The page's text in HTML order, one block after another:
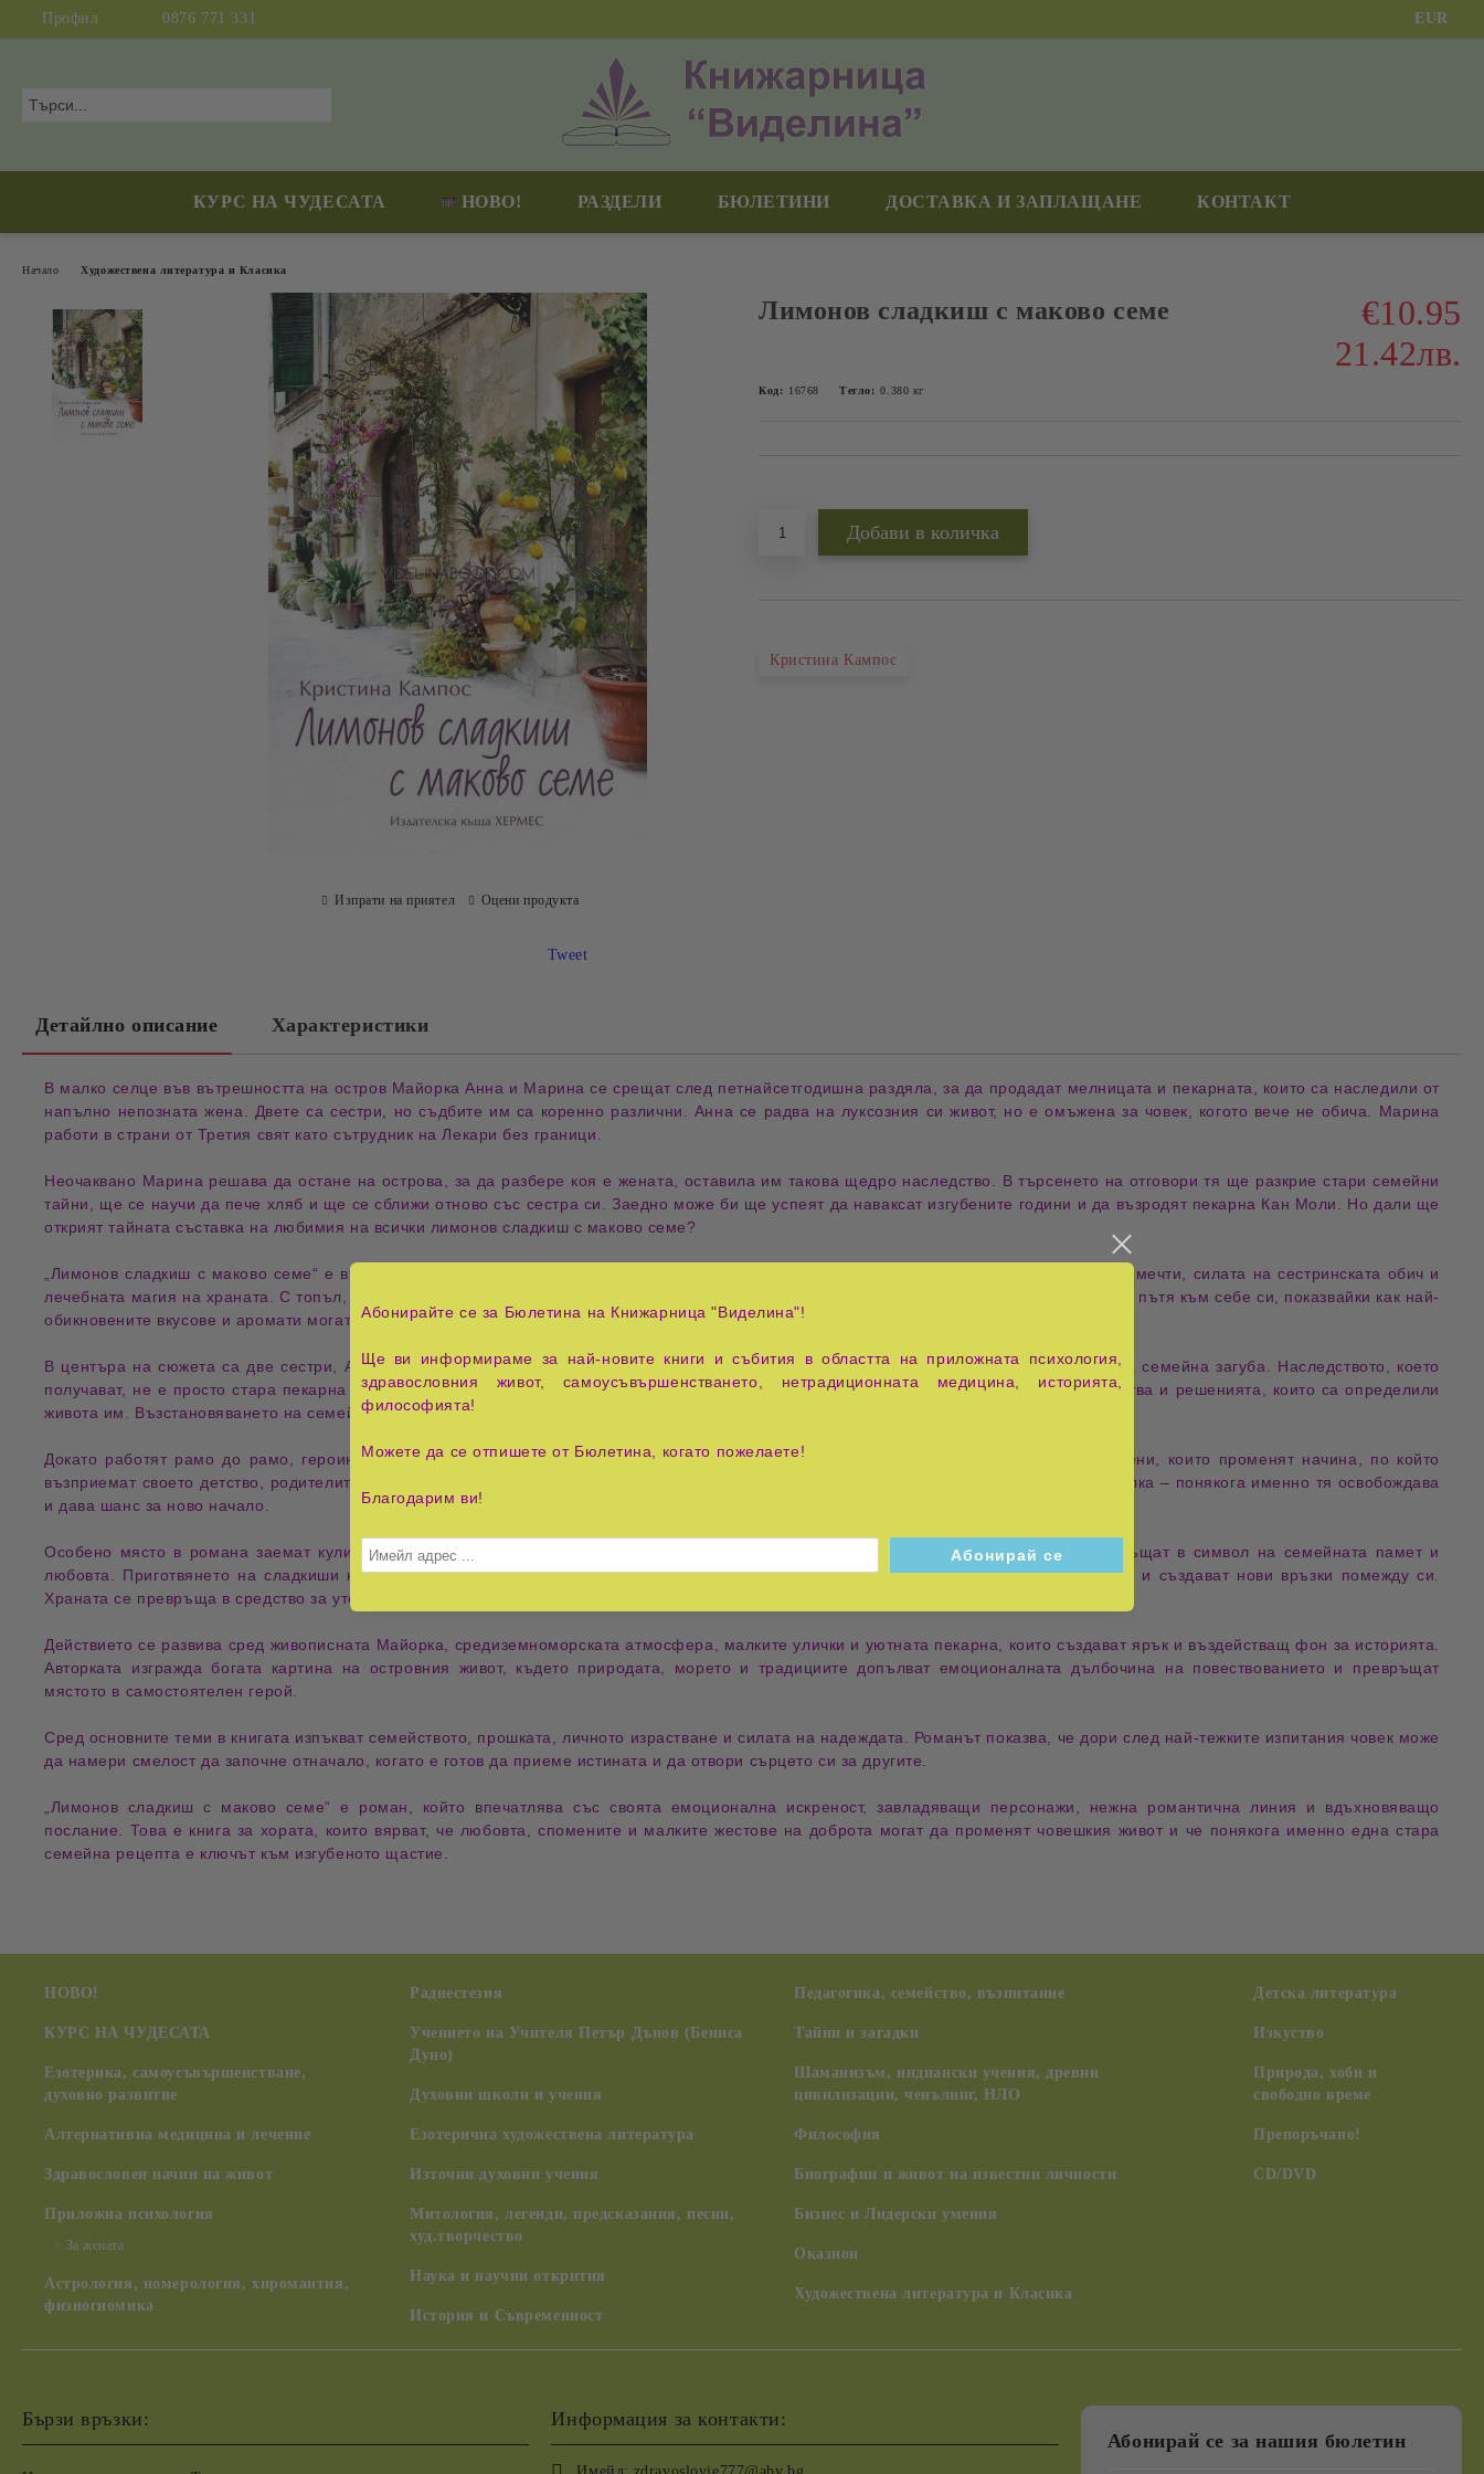
Профил 0876 771 331 EUR
КУРС НА ЧУДЕСАТА НОВО! РАЗДЕЛИ БЮЛЕТИНИ ДОСТАВКА И ЗАПЛАЩАНЕ КОНТАКТ
Начало Художествена литература и Класика
Лимонов сладкиш с маково семе
€10.95
21.42лв.
Код: 16768 Тегло: 0.380 кг
Кристина Кампос
Изпрати на приятел Оцени продукта
Tweet
Детайлно описание Характеристики
В малко селце във вътрешността на остров Майорка Анна и Марина се срещат след петнайсетгодишна раздяла , за да продадат мелницата и пекарната
, които са наследили от
напълно непозната жена. Двете са сестри , но съдбите им са коренно различни . Анна се радва на луксозния си живот, но е омъжена за човек, когото вече не обича . Марина
работи в страни от Третия свят като сътрудник на Лекари без граници
Неочаквано Марина решава да остане на острова , за да разбере коя е жената, оставила им такова щедро наследство
тайни
, ще се научи да пече хляб и ще се сближи отново със сестра си. Заедно може би ще успеят да наваксат изгубените години и да възродят пекарна Кан Моли
. Но дали ще
открият тайната съставка на любимия на всички лимонов сладкиш с маково семе?
„Лимонов сладкиш с маково семе“ е въздействащ и емоционален роман от изгубени мечти силата на сестринската обич и
лечебната магия на храната
. С топъл, чувствен и изпълнен с човечност стил авторката разказва история за прошката, вторите шансове и пътя към себе си, показвайки как най-
обикновените вкусове и аромати могат да съхраняват най-дълбоките спомени.
В центъра на сюжета са две сестри Анна и Марина, които след години на отчуждение са принудени да се съберат отново след тежка семейна загуба. Наследството, което
получават, не е просто стара пекарна на остров Майорка, а възможност да се изправят срещуболезненото минало,неизказаните чувства и решенията, които са определили
живота им. Възстановяването на семейния бизнес постепенно се превръща в процес на възстановяване и на собствените им души.
Докато работят рамо до рамо, героините постепенно разкриват семейни тайни,дълго пазени истини
и спомени, които променят начина, по който
възприемат своето детство, родителите си и една друга. Всяка нова следа ги доближава до разбирането, че истината невинаги носи болка – понякога именно тя освобождава
и дава шанс за ново начало.
Особено място в романа заемат кулинарните изкушения маковото семе, които се превръщат в символ на семейната памет и
любовта. Приготвянето на сладкиши не е просто занаят, а език, чрез който героите изразяват своите чувства, преодоляват самотата и създават нови връзки помежду си.
Храната се превръща в средство за утеха, помирение и надежда.
Действието се развива сред живописната Майорка средиземноморската атмосфера малките улички и уютната пекарна , които създават ярък и въздействащ фон за историята.
Авторката изгражда богата картина на островния живот, където природата, морето и традициите допълват емоционалната дълбочина на повествованието и превръщат
мястото в самостоятелен герой.
Сред основните теми в книгата изпъкватсемейството прошката личното израстване исилата на надеждата
. Романът показва, че дори след най-тежките изпитания човек може
да намери смелост да започне отначало, когато е готов да приеме истината и да отвори сърцето си за другите.
„Лимонов сладкиш с маково семе“ е роман, който впечатлява със своята емоционална искреност,завладяващи персонажи нежна романтична линия и вдъхновяващо
послание . Това е книга за хората, които вярват, че любовта, спомените и малките жестове на доброта могат да променят човешкия живот и че понякога именно една стара
семейна рецепта е ключът към изгубеното щастие.
НОВО!
КУРС НА ЧУДЕСАТА
Езотерика, самоусъвършенстване,
духовно развитие
Алтернативна медицина и лечение
Здравословен начин на живот
Приложна психология
За жената
Астрология, номерология, хиромантия,
физиогномика
Радиестезия
Учението на Учителя Петър Дънов (Беинса
Дуно)
Духовни школи и учения
Езотерична художествена литература
Източни духовни учения
Митология, легенди, предсказания, песни,
худ.творчество
Наука и научни открития
История и Съвременност
Педагогика, семейство, възпитание
Тайни и загадки
Шаманизъм, индиански учения, древни
цивилизации, ченълинг, НЛО
Философия
Биографии и живот на известни личности
Бизнес и Лидерски умения
Оказион
Художествена литература и Класика
Детска литература
Изкуство
Природа, хоби и
свободно време
Препоръчано!
CD/DVD
Бързи връзки: Информация за контакти:
Абонирай се за нашия бюлетин
Абонирайте се за Бюлетина на Книжарница "Виделина"!
Ще ви информираме за най-новите книги и събития в областта на приложната психология,
здравословния живот, самоусъвършенстването, нетрадиционната медицина, историята,
философията!
Можете да се отпишете от Бюлетина, когато пожелаете!
Благодарим ви!